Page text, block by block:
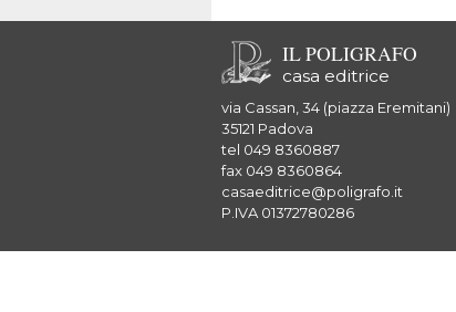
IL POLIGRAFO
casa editrice
via Cassan, 34 (piazza Eremitani)
35121 Padova
tel 049 8360887
fax 049 8360864
casaeditrice@poligrafo.it
P.IVA 01372780286